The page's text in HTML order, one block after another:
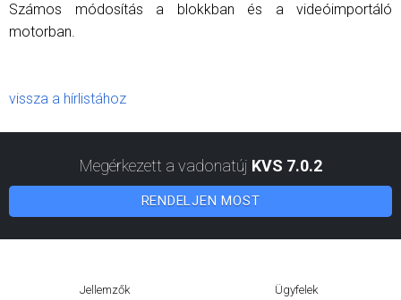
Számos módosítás a blokkban és a videóimportáló
motorban.
vissza a hírlistához
Megérkezett a vadonatúj KVS 7.0.2
RENDELJEN MOST
Jellemzők Ügyfelek